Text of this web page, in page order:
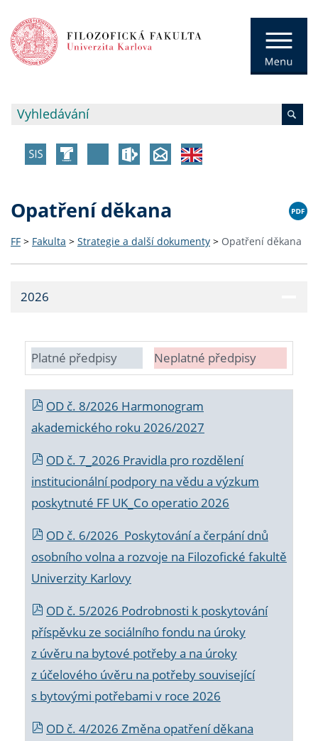
Opatření děkana
FF > Fakulta > Strategie a další dokumenty > Opatření děkana
2026
Platné předpisy Neplatné předpisy
OD č. 8/2026 Harmonogram
akademického roku 2026/2027
OD č. 7_2026 Pravidla pro rozdělení
institucionální podpory na vědu a výzkum
poskytnuté FF UK_Co operatio 2026
OD č. 6/2026 Poskytování a čerpání dnů
osobního volna a rozvoje na Filozofické fakultě
Univerzity Karlovy
OD č. 5/2026 Podrobnosti k poskytování
příspěvku ze sociálního fondu na úroky
z úvěru na bytové potřeby a na úroky
z účelového úvěru na potřeby související
s bytovými potřebami v roce 2026
OD č. 4/2026 Změna opatření děkana